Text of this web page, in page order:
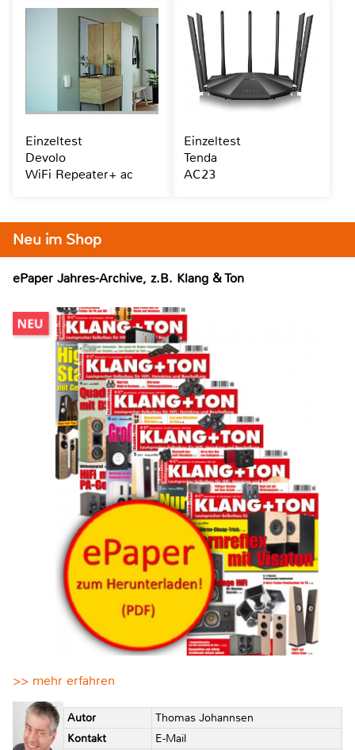
Neu im Shop
ePaper Jahres-Archive, z.B. Klang & Ton
>> mehr erfahren
Autor
Thomas Johannsen
Kontakt
E-Mail
Einzeltest
Devolo
WiFi Repeater+ ac
Einzeltest
Tenda
AC23